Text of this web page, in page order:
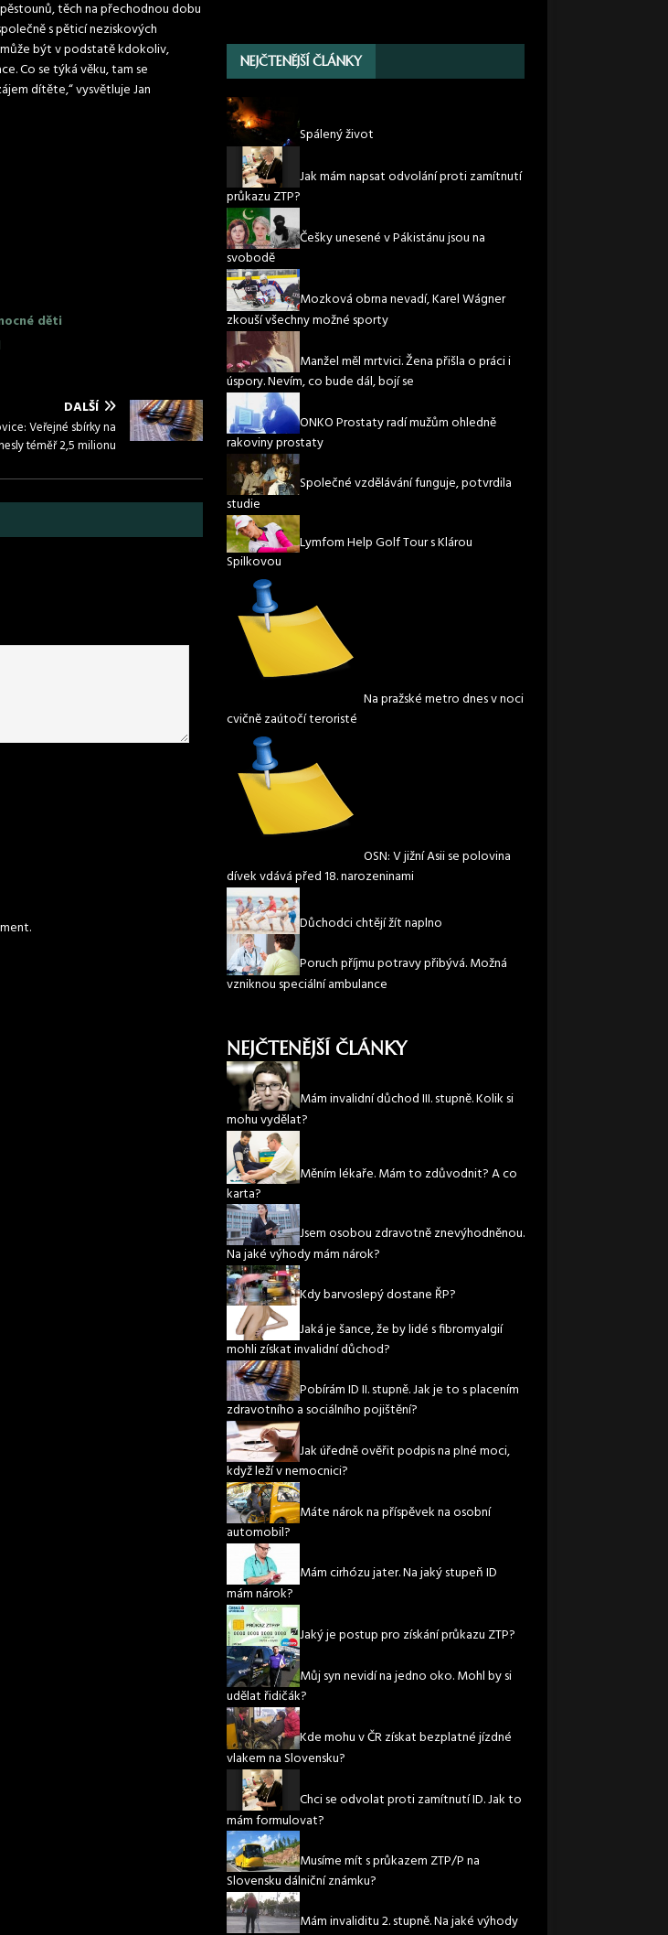
těch na přechodnou dobu
s pěticí neziskových
být v podstatě kdokoliv,
Co se týká věku, tam se
dítěte,“ vysvětluje Jan
děti
DALŠÍ
Veřejné sbírky na
téměř 2,5 milionu
NEJČTENĚJŠÍ ČLÁNKY
Spálený život
Jak mám napsat odvolání proti zamítnutí
průkazu ZTP?
Češky unesené v Pákistánu jsou na
svobodě
Mozková obrna nevadí, Karel Wágner
zkouší všechny možné sporty
Manžel měl mrtvici. Žena přišla o práci i
úspory. Nevím, co bude dál, bojí se
ONKO Prostaty radí mužům ohledně
rakoviny prostaty
Společné vzdělávání funguje, potvrdila
studie
Lymfom Help Golf Tour s Klárou
Spilkovou
Na pražské metro dnes v noci
cvičně zaútočí teroristé
OSN: V jižní Asii se polovina
dívek vdává před 18. narozeninami
Důchodci chtějí žít naplno
Poruch příjmu potravy přibývá. Možná
vzniknou speciální ambulance
NEJČTENĚJŠÍ ČLÁNKY
Mám invalidní důchod III. stupně. Kolik si
mohu vydělat?
Měním lékaře. Mám to zdůvodnit? A co
karta?
Jsem osobou zdravotně znevýhodněnou.
Na jaké výhody mám nárok?
Kdy barvoslepý dostane ŘP?
Jaká je šance, že by lidé s fibromyalgií
mohli získat invalidní důchod?
Pobírám ID II. stupně. Jak je to s placením
zdravotního a sociálního pojištění?
Jak úředně ověřit podpis na plné moci,
když leží v nemocnici?
Máte nárok na příspěvek na osobní
automobil?
Mám cirhózu jater. Na jaký stupeň ID
mám nárok?
Jaký je postup pro získání průkazu ZTP?
Můj syn nevidí na jedno oko. Mohl by si
udělat řidičák?
Kde mohu v ČR získat bezplatné jízdné
vlakem na Slovensku?
Chci se odvolat proti zamítnutí ID. Jak to
mám formulovat?
Musíme mít s průkazem ZTP/P na
Slovensku dálniční známku?
Mám invaliditu 2. stupně. Na jaké výhody